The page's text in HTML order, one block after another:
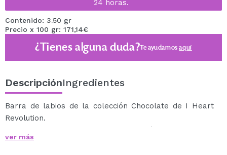
24 horas.
Contenido: 3.50 gr
Precio x 100 gr: 171,14€
¿Tienes alguna duda?Te ayudamosaquí
DescripciónIngredientes
Barra de labios de la colección Chocolate de I Heart
Revolution.
Esta barra de labios tiene una fórmula suave y
cremosa, además está enriquecida con extracto de
ver más